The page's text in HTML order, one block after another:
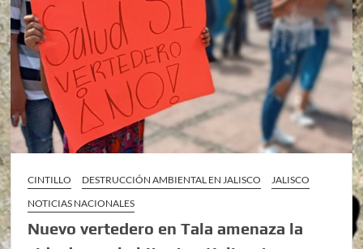
CINTILLO DESTRUCCIÓN AMBIENTAL EN JALISCO
JALISCO
NOTICIAS NACIONALES
Nuevo vertedero en Tala amenaza la